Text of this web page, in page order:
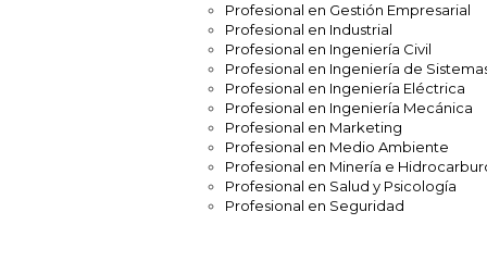
Profesional en Gestión Empresarial
Profesional en Industrial
Profesional en Ingeniería Civil
Profesional en Ingeniería de
Profesional en Ingeniería Eléctrica
Profesional en Ingeniería Mecánica
Profesional en Marketing
Profesional en Medio Ambiente
Profesional en Minería e
Profesional en Salud y Psicología
Profesional en Seguridad